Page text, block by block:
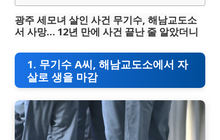
광주 세모녀 살인 사건 무기수, 해남교도소
서 사망… 12년 만에 사건 끝난 줄 알았더니
1. 무기수 A씨, 해남교도소에서 자
살로 생을 마감